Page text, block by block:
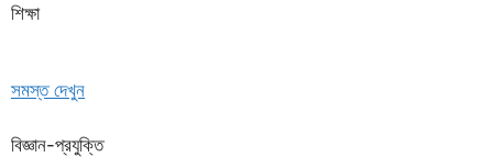
শিক্ষা
সমস্ত দেখুন
বিজ্ঞান-প্রযুক্তি